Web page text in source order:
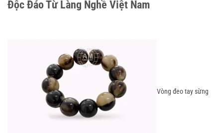
Độc Đáo Từ Làng Nghề Việt Nam
Vòng đeo tay sừng